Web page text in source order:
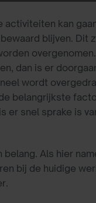
kan
blijven. Dit
dan is er
wordt
belangrijkste
snel sprake is
Als hier
bij de huidige